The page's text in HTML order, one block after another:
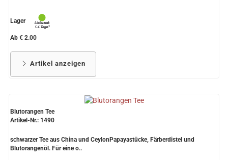
Lager
Ab € 2.00
Artikel anzeigen
Blutorangen Tee
Artikel-Nr.: 1490
schwarzer Tee aus China und CeylonPapayastücke, Färberdistel und
Blutorangenöl. Für eine o..